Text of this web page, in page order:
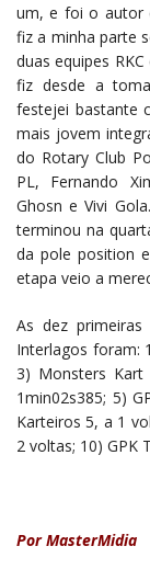
um, e foi o autor
fiz a minha parte
duas equipes
fiz desde a
festejei bastante
mais jovem
do Rotary Club
PL, Fernando
Ghosn e Vivi
terminou na
da pole position
etapa veio a
As dez
Interlagos foram:
3) Monsters Kart
1min02s385; 5)
Karteiros 5, a 1
2 voltas; 10) GPK
Por MasterMidia